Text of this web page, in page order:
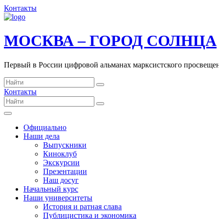
Контакты
МОСКВА – ГОРОД СОЛНЦА
Первый в России цифровой альманах марксистского
Контакты
Официально
Наши дела
Выпускники
Киноклуб
Экскурсии
Презентации
Наш досуг
Начальный курс
Наши университеты
История и ратная слава
Публицистика и экономика